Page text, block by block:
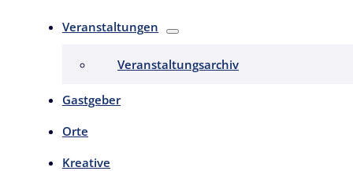
Veranstaltungen
Veranstaltungsarchiv
Gastgeber
Orte
Kreative